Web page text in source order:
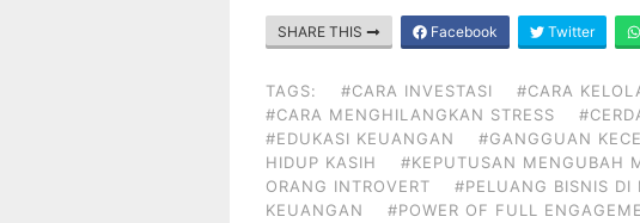
SHARE THIS Facebook Twitter
TAGS: #CARA INVESTASI #CARA
#CARA MENGHILANGKAN STRESS
#EDUKASI KEUANGAN
#GANGGUAN
HIDUP KASIH
#KEPUTUSAN MENGUBAH
ORANG INTROVERT
#PELUANG BISNIS DI
KEUANGAN
#POWER OF FULL